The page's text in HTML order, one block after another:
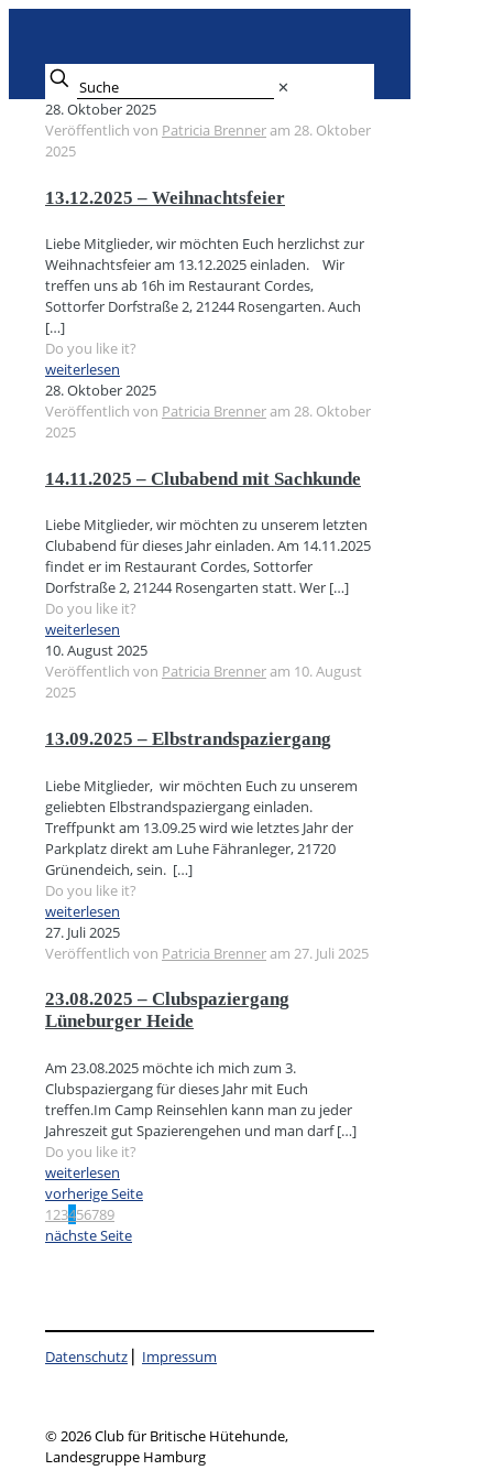
✕
28. Oktober 2025
Veröffentlich von Patricia Brenneram 28. Oktober
2025
13.12.2025 – Weihnachtsfeier
Liebe Mitglieder, wir möchten Euch herzlichst zur
Weihnachtsfeier am 13.12.2025 einladen. Wir
treffen uns ab 16h im Restaurant Cordes,
Sottorfer Dorfstraße 2, 21244 Rosengarten. Auch
[…]
Do you like it?
weiterlesen
28. Oktober 2025
Veröffentlich von Patricia Brenneram 28. Oktober
2025
14.11.2025 – Clubabend mit Sachkunde
Liebe Mitglieder, wir möchten zu unserem letzten
Clubabend für dieses Jahr einladen. Am 14.11.2025
findet er im Restaurant Cordes, Sottorfer
Dorfstraße 2, 21244 Rosengarten statt. Wer […]
Do you like it?
weiterlesen
10. August 2025
Veröffentlich von Patricia Brenneram 10. August
2025
13.09.2025 – Elbstrandspaziergang
Liebe Mitglieder, wir möchten Euch zu unserem
geliebten Elbstrandspaziergang einladen.
Treffpunkt am 13.09.25 wird wie letztes Jahr der
Parkplatz direkt am Luhe Fähranleger, 21720
Grünendeich, sein. […]
Do you like it?
weiterlesen
27. Juli 2025
Veröffentlich von Patricia Brenneram 27. Juli 2025
23.08.2025 – Clubspaziergang
Lüneburger Heide
Am 23.08.2025 möchte ich mich zum 3.
Clubspaziergang für dieses Jahr mit Euch
treffen.Im Camp Reinsehlen kann man zu jeder
Jahreszeit gut Spazierengehen und man darf[…]
Do you like it?
weiterlesen
vorherige Seite
123456789
nächste Seite
Datenschutz Impressum
© 2026 Club für Britische Hütehunde,
Landesgruppe Hamburg